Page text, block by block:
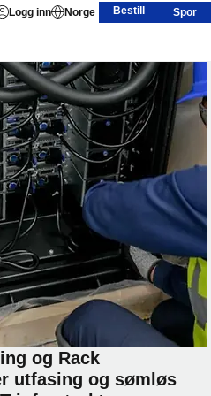
Logg inn Norge Bestill Spor
og Rack
utfasing og sømløs